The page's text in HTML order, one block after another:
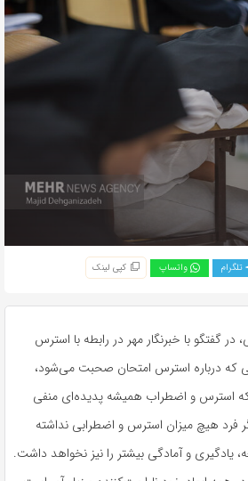
تلگرام واتساپ کپی لینک
در گفتگو با خبرنگار مهر در رابطه با استرس
که درباره استرس امتحان صحبت می‌شود،
که استرس و اضطراب همیشه پدیده‌ای منفی
فرد هیچ میزان استرس و اضطرابی نداشته
یادگیری و آمادگی بیشتر را نیز نخواهد داشت.